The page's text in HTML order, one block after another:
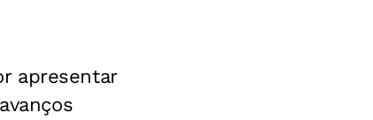
apresentar